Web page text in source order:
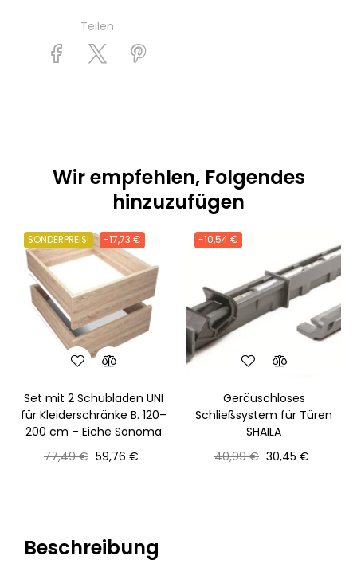
Teilen
Wir empfehlen, Folgendes
hinzuzufügen
SONDERPREIS! -17,73 €
Set mit 2 Schubladen UNI
für Kleiderschränke B. 120–
200 cm – Eiche Sonoma
Normaler
77,49 € Preis
59,76 €
-10,54 €
Geräuschloses
Schließsystem für Türen
SHAILA
Normaler
40,99 € Preis
30,45 €
Beschreibung